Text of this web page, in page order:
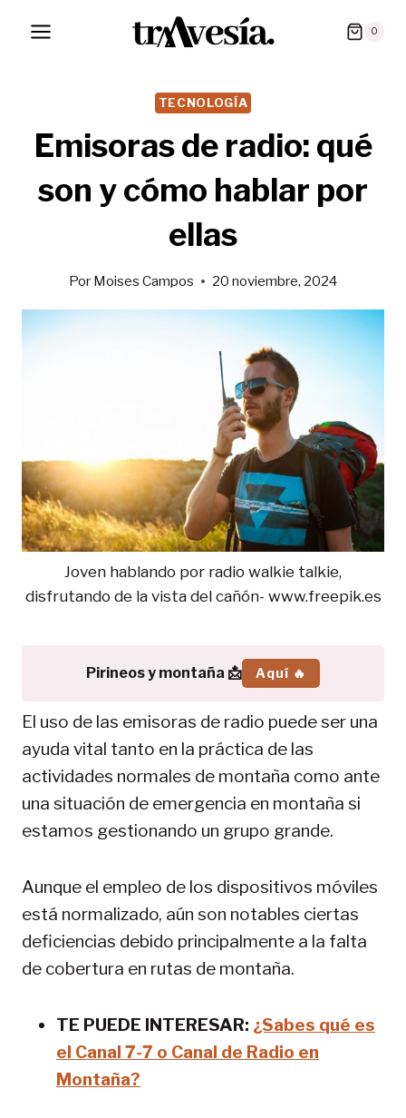
0
TECNOLOGÍA
Emisoras de radio: qué
son y cómo hablar por
ellas
Por Moises Campos 20 noviembre, 2024
Joven hablando por radio walkie talkie,
disfrutando de la vista del cañón- www.freepik.es
Pirineos y montaña 📩 Aquí 🔥
El uso de las emisoras de radio puede ser una
ayuda vital tanto en la práctica de las
actividades normales de montaña como ante
una situación de emergencia en montaña si
estamos gestionando un grupo grande.
Aunque el empleo de los dispositivos móviles
está normalizado, aún son notables ciertas
deficiencias debido principalmente a la falta
de cobertura en rutas de montaña.
TE PUEDE INTERESAR: ¿Sabes qué es
el Canal 7-7 o Canal de Radio en
Montaña?